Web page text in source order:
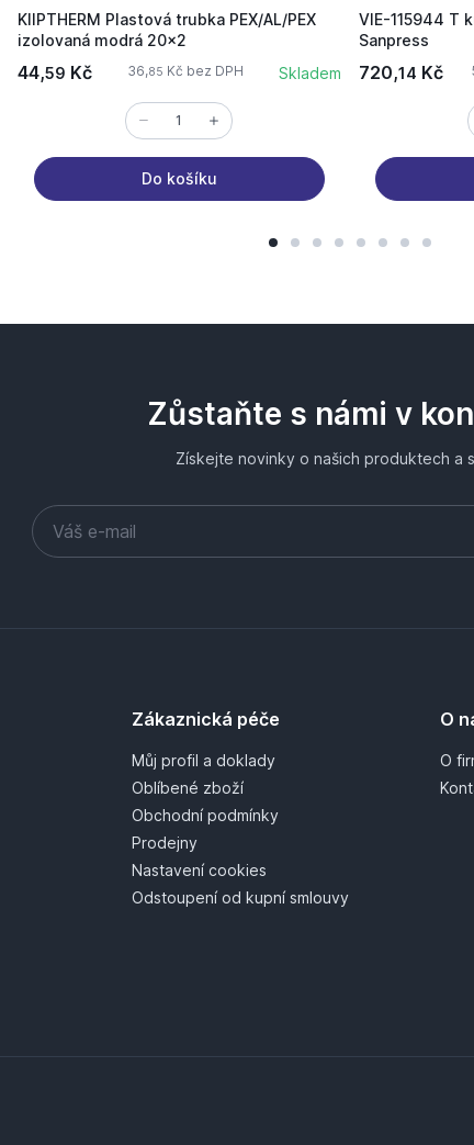
KIIPTHERM Plastová trubka PEX/AL/PEX
izolovaná modrá 20x2
44,59 Kč 36,85 Kč bez DPH Skladem
Do košíku
VIE-115944 T
Sanpress
720,14 Kč
Zůstaňte s námi v
Získejte novinky o našich produktech a
Zákaznická péče
Můj profil a doklady
Oblíbené zboží
Obchodní podmínky
Prodejny
Nastavení cookies
Odstoupení od kupní smlouvy
O
O